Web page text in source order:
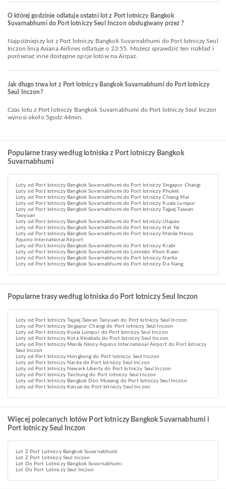
O której godzinie odlatuje ostatni lot z Port lotniczy Bangkok
Suvarnabhumi do Port lotniczy Seul Inczon obsługiwany przez ?
Najpóźniejszy lot z Port lotniczy Bangkok Suvarnabhumi do Port lotniczy Seul
Inczon linią Asiana Airlines odlatuje o 23:55. Możesz sprawdzić ten rozkład i
porównać inne dostępne opcje lotów na Airpaz.
Jak długo trwa lot z Port lotniczy Bangkok Suvarnabhumi do Port lotniczy
Seul Inczon?
Czas lotu z Port lotniczy Bangkok Suvarnabhumi do Port lotniczy Seul Inczon
wynosi około 5godz 44min.
Popularne trasy według lotniska z Port lotniczy Bangkok
Suvarnabhumi
Loty od Port lotniczy Bangkok Suvarnabhumi do Port lotniczy Singapur Changi
Loty od Port lotniczy Bangkok Suvarnabhumi do Port lotniczy Phuket
Loty od Port lotniczy Bangkok Suvarnabhumi do Port lotniczy Chiang Mai
Loty od Port lotniczy Bangkok Suvarnabhumi do Port lotniczy Kuala Lumpur
Loty od Port lotniczy Bangkok Suvarnabhumi do Port lotniczy Tajpej Taiwan
Taoyuan
Loty od Port lotniczy Bangkok Suvarnabhumi do Port lotniczy Utapao
Loty od Port lotniczy Bangkok Suvarnabhumi do Port lotniczy Hat Yai
Loty od Port lotniczy Bangkok Suvarnabhumi do Port lotniczy Manila Ninoy
Aquino International Airport
Loty od Port lotniczy Bangkok Suvarnabhumi do Port lotniczy Krabi
Loty od Port lotniczy Bangkok Suvarnabhumi do Lotnisko Khon Kaen
Loty od Port lotniczy Bangkok Suvarnabhumi do Port lotniczy Narita
Loty od Port lotniczy Bangkok Suvarnabhumi do Port lotniczy Da Nang
Popularne trasy według lotniska do Port lotniczy Seul Inczon
Loty od Port lotniczy Tajpej Taiwan Taoyuan do Port lotniczy Seul Inczon
Loty od Port lotniczy Singapur Changi do Port lotniczy Seul Inczon
Loty od Port lotniczy Kuala Lumpur do Port lotniczy Seul Inczon
Loty od Port lotniczy Kota Kinabalu do Port lotniczy Seul Inczon
Loty od Port lotniczy Manila Ninoy Aquino International Airport do Port lotniczy
Seul Inczon
Loty od Port lotniczy Hongkong do Port lotniczy Seul Inczon
Loty od Port lotniczy Narita do Port lotniczy Seul Inczon
Loty od Port lotniczy Newark Liberty do Port lotniczy Seul Inczon
Loty od Port lotniczy Taichung do Port lotniczy Seul Inczon
Loty od Port lotniczy Bangkok Don Mueang do Port lotniczy Seul Inczon
Loty od Port lotniczy Kansai do Port lotniczy Seul Inczon
Więcej polecanych lotów Port lotniczy Bangkok Suvarnabhumi i
Port lotniczy Seul Inczon
Lot Z Port Lotniczy Bangkok Suvarnabhumi
Lot Z Port Lotniczy Seul Inczon
Lot Do Port Lotniczy Bangkok Suvarnabhumi
Lot Do Port Lotniczy Seul Inczon